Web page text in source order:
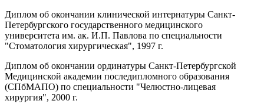
Диплом об окончании клинической интернатуры Санкт-
Петербургского государственного медицинского
университета им. ак. И.П. Павлова по специальности
"Стоматология хирургическая", 1997 г.
Диплом об окончании ординатуры Санкт-Петербургской
Медицинской академии последипломного образования
(СПбМАПО) по специальности "Челюстно-лицевая
хирургия", 2000 г.